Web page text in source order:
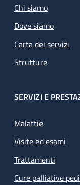
Chi siamo
Dove siamo
Carta dei servizi
Strutture
SERVIZI E
Malattie
Visite ed esami
Trattamenti
Cure palliative